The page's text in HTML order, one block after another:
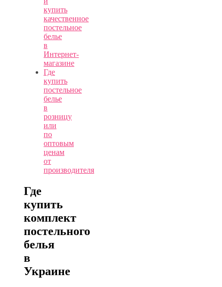
купить
качественное
постельное
белье
в
Интернет-
магазине
Где
купить
постельное
белье
в
розницу
или
по
оптовым
ценам
от
производителя
Где
купить
комплект
постельного
белья
в
Украине